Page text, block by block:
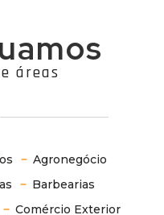
áreas
Agronegócio
Barbearias
Comércio Exterior